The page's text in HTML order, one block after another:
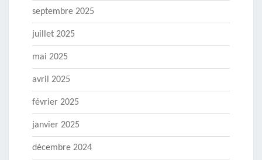
septembre 2025
juillet 2025
mai 2025
avril 2025
février 2025
janvier 2025
décembre 2024